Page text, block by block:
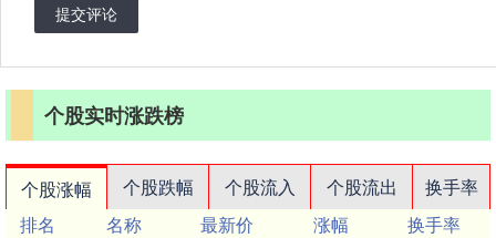
提交评论
个股实时涨跌榜
个股涨幅 个股跌幅 个股流入 个股流出
换手率
排名
名称 最新价 涨幅
换手率